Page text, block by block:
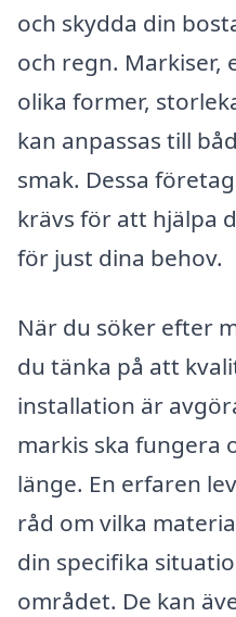
och skydda din
och regn. Markiser,
olika former,
kan anpassas till
smak. Dessa
krävs för att hjälpa
för just dina behov.
När du söker efter
du tänka på att
installation är
markis ska fungera
länge. En erfaren
råd om vilka
din specifika
området. De kan